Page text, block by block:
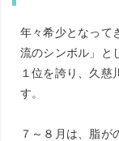
年々希少となって
流のシンボル」と
１位を誇り、久慈
す。
７～８月は、脂が